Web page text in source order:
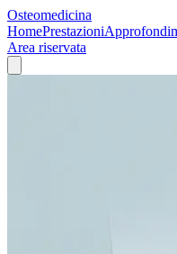
Osteomedicina
HomePrestazioni
Area riservata